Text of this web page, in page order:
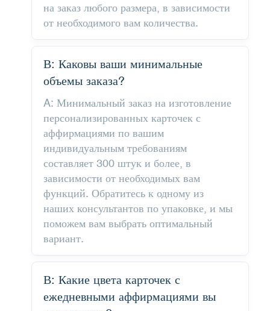
на заказ любого размера, в зависимости
от необходимого вам количества.
В: Каковы ваши минимальные
объемы заказа?
A: Минимальный заказ на изготовление
персонализированных карточек с
аффирмациями по вашим
индивидуальным требованиям
составляет 300 штук и более, в
зависимости от необходимых вам
функций. Обратитесь к одному из
наших консультантов по упаковке, и мы
поможем вам выбрать оптимальный
вариант.
В: Какие цвета карточек с
ежедневными аффирмациями вы